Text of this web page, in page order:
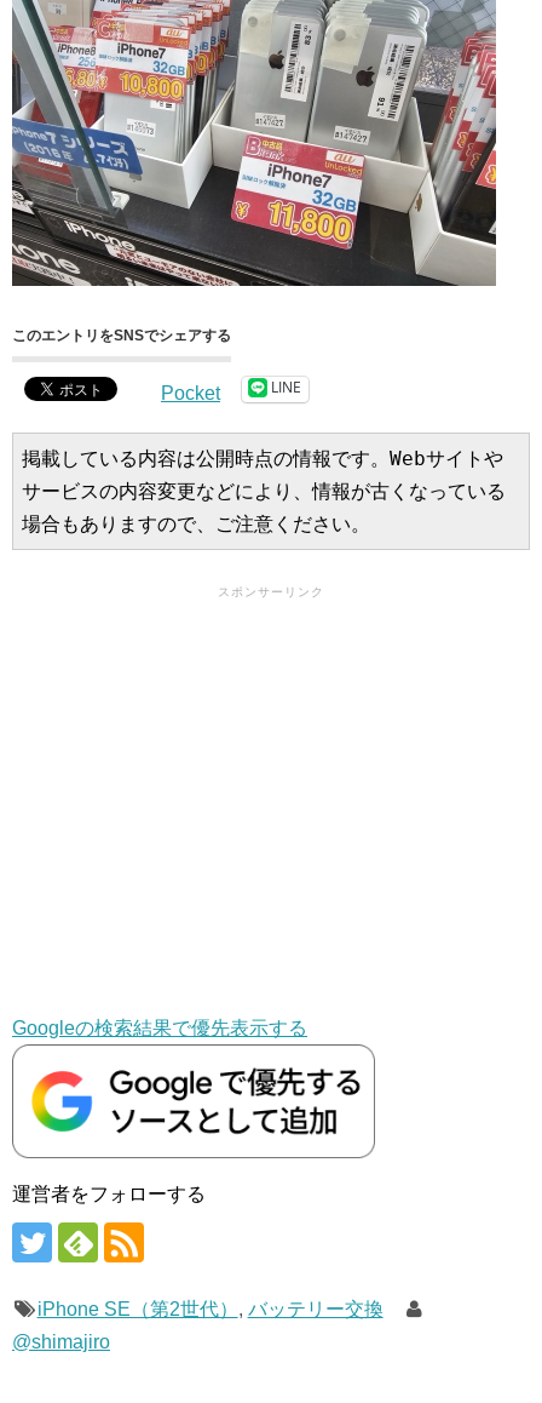
このエントリをSNSでシェアする
Pocket LINE
掲載している内容は公開時点の情報です。Webサイトや
サービスの内容変更などにより、情報が古くなっている
場合もありますので、ご注意ください。
スポンサーリンク
Googleの検索結果で優先表示する
運営者をフォローする
iPhone SE（第2世代） , バッテリー交換
@shimajiro